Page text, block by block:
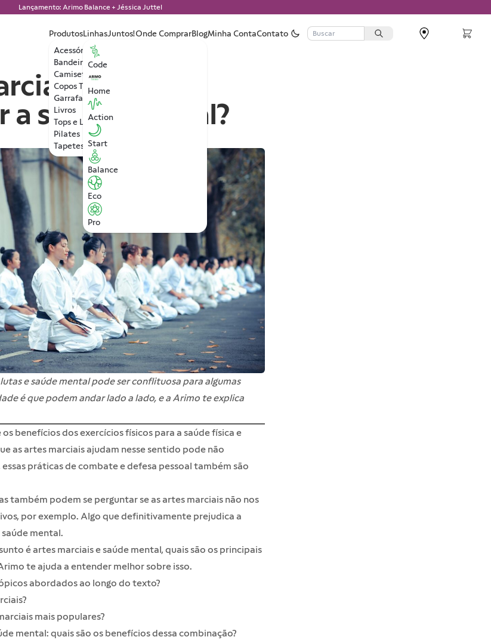
Lançamento: Arimo Balance + Jéssica Juttel
Produtos
Acessórios
Bandeiras
Camisetas
Copos Térmicos
Garrafa de Água
Livros
Tops e Leggings
Pilates
Tapetes de Yoga
Linhas
Code
Home
Action
Start
Balance
Eco
Pro
Juntos!Onde ComprarBlogMinha ContaContato
podem
a saúde mental?
e saúde mental pode ser conflituosa para algumas
é que podem andar lado a lado, e a Arimo te explica
benefícios dos exercícios físicos para a saúde física e
as artes marciais ajudam nesse sentido pode não
práticas de combate e defesa pessoal também são
também podem se perguntar se as artes marciais não nos
por exemplo. Algo que definitivamente prejudica a
mental.
é artes marciais e saúde mental, quais são os principais
te ajuda a entender melhor sobre isso.
abordados ao longo do texto?
mais populares?
mental: quais são os benefícios dessa combinação?